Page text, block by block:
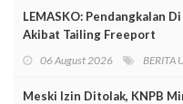
LEMASKO: Pendangkalan
Akibat Tailing Freeport
06 August 2026 BERITA
Meski Izin Ditolak, KNPB